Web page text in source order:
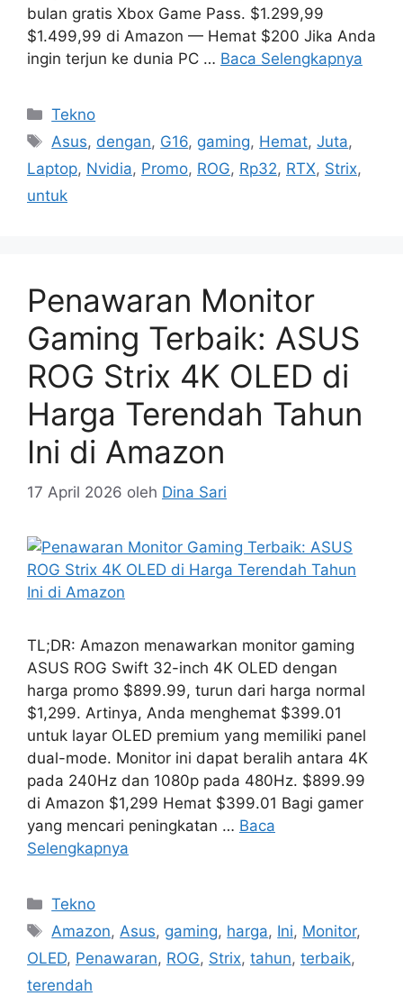
bulan gratis Xbox Game Pass. $1.299,99
$1.499,99 di Amazon — Hemat $200 Jika Anda
ingin terjun ke dunia PC … Baca Selengkapnya
Kategori
Tekno
Tag
Asus, dengan, G16, gaming, Hemat,Juta,
Laptop, Nvidia, Promo, ROG, Rp32, RTX, Strix,
untuk
Penawaran Monitor
Gaming Terbaik: ASUS
ROG Strix 4K OLED di
Harga Terendah Tahun
Ini di Amazon
17 April 2026 oleh Dina Sari
TL;DR: Amazon menawarkan monitor gaming
ASUS ROG Swift 32-inch 4K OLED dengan
harga promo $899.99, turun dari harga normal
$1,299. Artinya, Anda menghemat $399.01
untuk layar OLED premium yang memiliki panel
dual-mode. Monitor ini dapat beralih antara 4K
pada 240Hz dan 1080p pada 480Hz. $899.99
di Amazon $1,299 Hemat $399.01 Bagi gamer
yang mencari peningkatan … Baca
Selengkapnya
Kategori
Tekno
Tag
Amazon, Asus, gaming, harga, Ini, Monitor,
OLED, Penawaran, ROG, Strix, tahun, terbaik,
terendah